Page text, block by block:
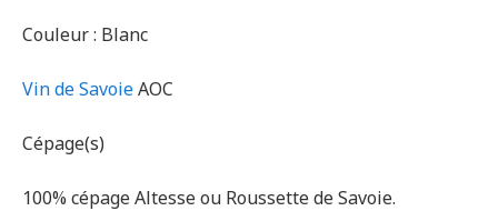
Couleur : Blanc
Vin de SavoieAOC
Cépage(s)
100% cépage Altesse ou Roussette de Savoie.